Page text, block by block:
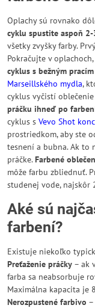
Oplachy sú rovnako
cyklu spustite aspoň
všetky zvyšky farby.
Pokračujte v
cyklus s bežným
Marseillského mydla,
cyklus vyčistí
práčku ihneď po
cyklus s Vevo Shot
prostriedkom, aby ste
tesnení a bubna. Ak to
práčke.Farbené
môže farbu zbliednuť.
studenej vode,
Aké sú
farbení?
Existuje niekoľko
Preťaženie práčky – ak
farba sa neabsorbuje
Maximálna kapacita je
Nerozpustené farbivo